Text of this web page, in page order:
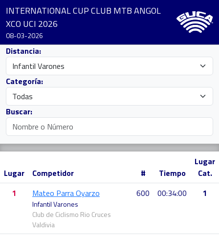
INTERNATIONAL CUP CLUB MTB ANGOL
XCO UCI 2026
08-03-2026
Distancia:
Categoría:
Buscar:
Lugar Competidor # Tiempo
Lugar
Cat.
1
Mateo Parra Oyarzo
Infantil Varones
Club de Ciclismo Rio Cruces
Valdivia
600 00:34:00 1